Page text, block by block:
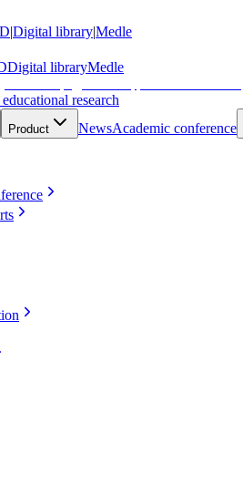
|Digital library|Medle
Digital libraryMedle
research
Product NewsAcademic conference